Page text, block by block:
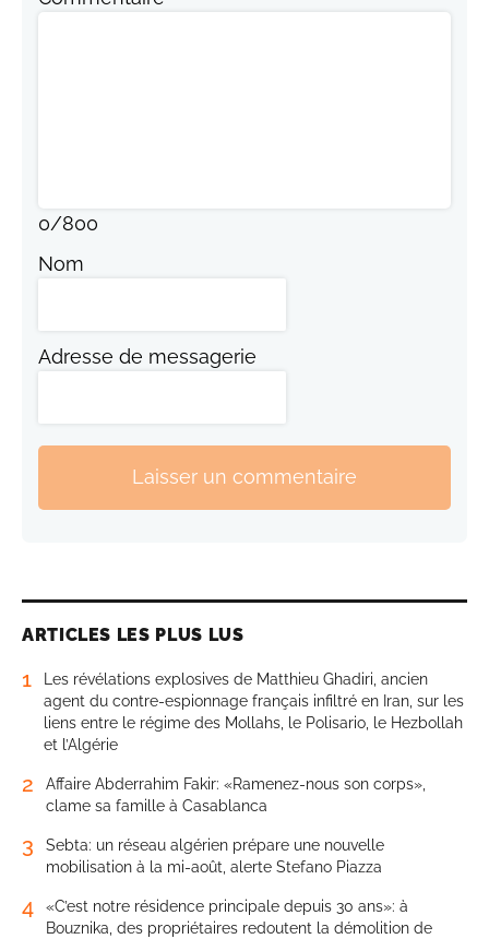
0/800
Nom
Adresse de messagerie
Laisser un commentaire
ARTICLES LES PLUS LUS
1
Les révélations explosives de Matthieu Ghadiri, ancien
agent du contre-espionnage français infiltré en Iran, sur les
liens entre le régime des Mollahs, le Polisario, le Hezbollah
et l’Algérie
2
Affaire Abderrahim Fakir: «Ramenez-nous son corps»,
clame sa famille à Casablanca
3
Sebta: un réseau algérien prépare une nouvelle
mobilisation à la mi-août, alerte Stefano Piazza
4
«C’est notre résidence principale depuis 30 ans»: à
Bouznika, des propriétaires redoutent la démolition de